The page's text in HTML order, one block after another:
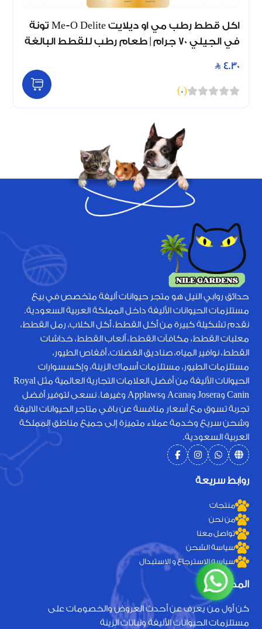
اكل قطط رطب مي او ديلايت Me-O Delite تونة
في الجيلي 70 جرام | طعام رطب للقطط البالغة
4.30
(
0
)
حدائق روابي النيل هو متجر حيوانات أليفة متخصص في بيع
مستلزمات الحيوانات الأليفة داخل المملكة العربية السعودية.
نقدم تشكيلة كبيرة من أكل القطط، أكل الكلاب، رمل القطط،
معلبات القطط، مكافآت القطط، ألعاب القطط، خداشات
القطط، نوافير المياه، صناديق الفضلات، أقفاص الطيور،
مستلزمات الطيور، مستلزمات أسماك الزينة، وإكسسوارات
الحيوانات الأليفة من أفضل العلامات التجارية العالمية مثل Royal
Canin وJosera وAcana وApplaws وغيرها. نسعى لتوفير أفضل
تجربة تسوق مع أسعار منافسة عن باقي متاجر الحيوانات الاليفة
وشحن سريع وخدمة عملاء متميزة إلى جميع مناطق المملكة
العربية السعودية.
روابط سريعة
منتجات
من نحن
تواصل معنا
سياسة الشحن
سياسه الاسترجاع و الاستبدال
المدونة
كن أول من يعرف عن أحدث العروض والخصومات على
مستلزمات الحيوانات الأليفة ونباتات الزينة